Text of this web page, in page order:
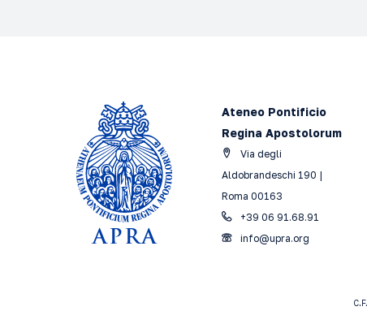
Ateneo Pontificio
Regina Apostolorum
Via degli
Aldobrandeschi 190 |
Roma 00163
+39 06 91.68.91
info@upra.org